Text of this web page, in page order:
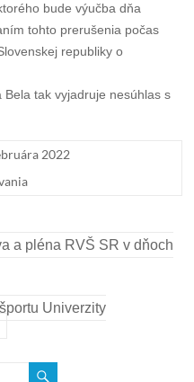
bude výučba dňa
tohto prerušenia počas
republiky o
tak vyjadruje nesúhlas s
2022
a pléna RVŠ SR v dňoch
Univerzity